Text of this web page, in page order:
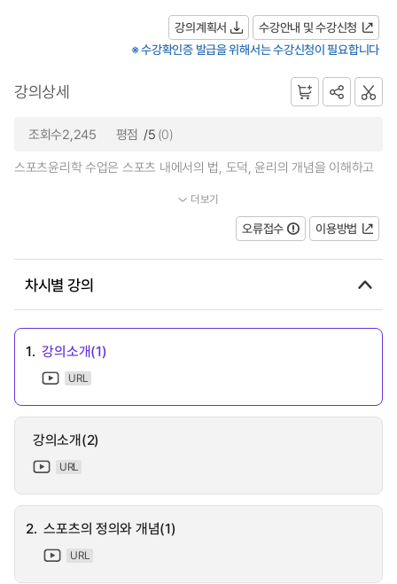
강의계획서
수강안내 및 수강신청
※ 수강확인증 발급을 위해서는 수강신청이 필요합니다
강의상세
조회수2,245 평점 /5 (0)
스포츠윤리학 수업은 스포츠 내에서의 법, 도덕, 윤리의 개념을 이해하고
차별과 폭력 그리고 공정에 대한 가치관을 만들어가는 과정이라 할 수...
더보기
오류접수 이용방법
차시별 강의
1. 강의소개(1)
URL
강의소개(2)
URL
2. 스포츠의 정의와 개념(1)
URL